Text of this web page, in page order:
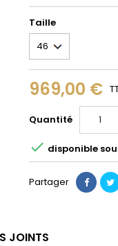
Taille
969,00 €
Quantité
 disponible
Partager
JOINTS